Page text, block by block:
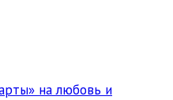
на любовь и